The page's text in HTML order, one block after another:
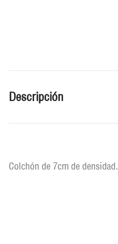
Descripción
Colchón de 7cm de densidad.